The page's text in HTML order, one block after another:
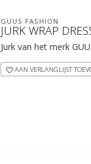
GUUS FASHION
JURK WRAP
Jurk van het merk
AAN VERLANGLIJST